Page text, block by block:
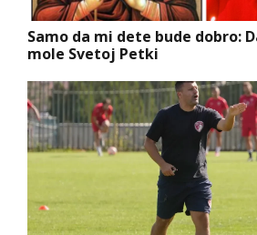
Samo da mi dete bude dobro:
mole Svetoj Petki